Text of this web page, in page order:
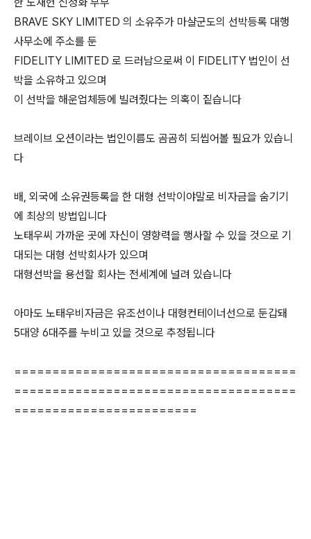
BRAVE SKY LIMITED 의 소유주가 마샬군도의 선박등록 대행
사무소에 주소를 둔
FIDELITY LIMITED 로 드러남으로써 이 FIDELITY 법인이 선
박을 소유하고 있으며
이 선박을 해운업체등에 빌려줬다는 의혹이 짙습니다
브레이브 오션이라는 법인이름도 곰곰히 되씹어볼 필요가 있습니
다
배, 외국에 소유권등록을 한 대형 선박이야말로 비자금을 숨기기
에 최상의 방법입니다
노태우씨 가까운 곳에 자신이 영향력을 행사할 수 있을 것으로 기
대되는 대형 선박회사가 있으며
대형선박을 용선할 회사는 전세계에 널려 있습니다
아마도 노태우비자금은 유조선이나 대형컨테이너선으로 둔갑돼
5대양 6대주를 누비고 있을 것으로 추정됩니다
=====================================
=====================================
========================